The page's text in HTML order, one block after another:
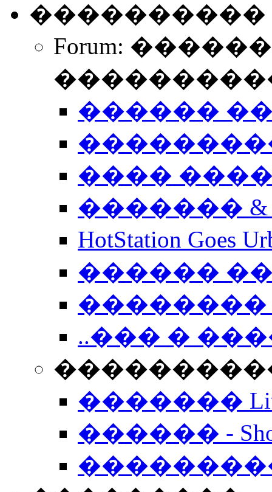
����������
Forum:
������
����
�������
HotStation
������
��������
..��� �
����������
�������
������ -